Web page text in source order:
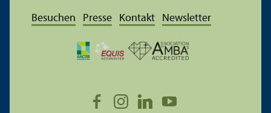
Besuchen Presse Kontakt Newsletter